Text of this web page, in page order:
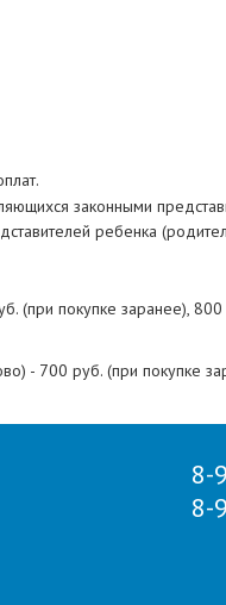
законными
ребенка
(при покупке заранее),
- 700 руб. (при покупке
программы.
информирования
следующими видами
8-
8-